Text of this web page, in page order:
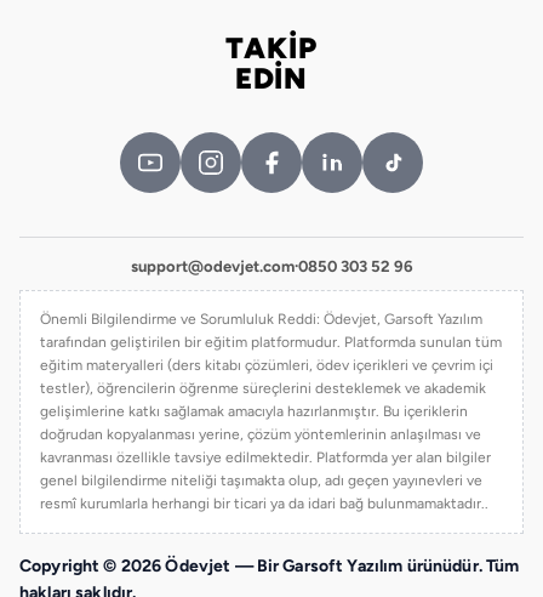
TAKİP
EDİN
support@odevjet.com·0850 303 52 96
Önemli Bilgilendirme ve Sorumluluk Reddi: Ödevjet, Garsoft Yazılım
tarafından geliştirilen bir eğitim platformudur. Platformda sunulan tüm
eğitim materyalleri (ders kitabı çözümleri, ödev içerikleri ve çevrim içi
testler), öğrencilerin öğrenme süreçlerini desteklemek ve akademik
gelişimlerine katkı sağlamak amacıyla hazırlanmıştır. Bu içeriklerin
doğrudan kopyalanması yerine, çözüm yöntemlerinin anlaşılması ve
kavranması özellikle tavsiye edilmektedir. Platformda yer alan bilgiler
genel bilgilendirme niteliği taşımakta olup, adı geçen yayınevleri ve
resmî kurumlarla herhangi bir ticari ya da idari bağ bulunmamaktadır..
Copyright © 2026 Ödevjet — Bir Garsoft Yazılım ürünüdür. Tüm
hakları saklıdır.